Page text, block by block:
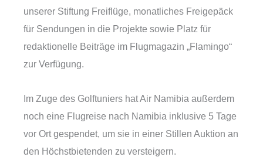
unserer Stiftung Freiflüge, monatliches Freigepäck
für Sendungen in die Projekte sowie Platz für
redaktionelle Beiträge im Flugmagazin „Flamingo“
zur Verfügung.
Im Zuge des Golftuniers hat Air Namibia außerdem
noch eine Flugreise nach Namibia inklusive 5 Tage
vor Ort gespendet, um sie in einer Stillen Auktion an
den Höchstbietenden zu versteigern.